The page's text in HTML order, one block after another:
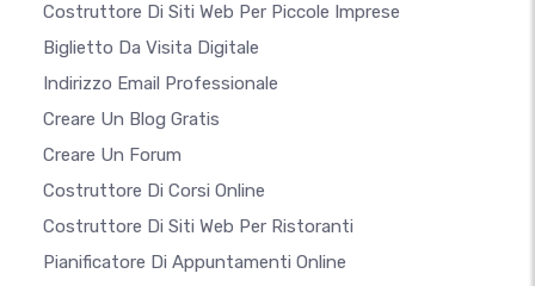
Costruttore Di Siti Web Per Piccole Imprese
Biglietto Da Visita Digitale
Indirizzo Email Professionale
Creare Un Blog Gratis
Creare Un Forum
Costruttore Di Corsi Online
Costruttore Di Siti Web Per Ristoranti
Pianificatore Di Appuntamenti Online